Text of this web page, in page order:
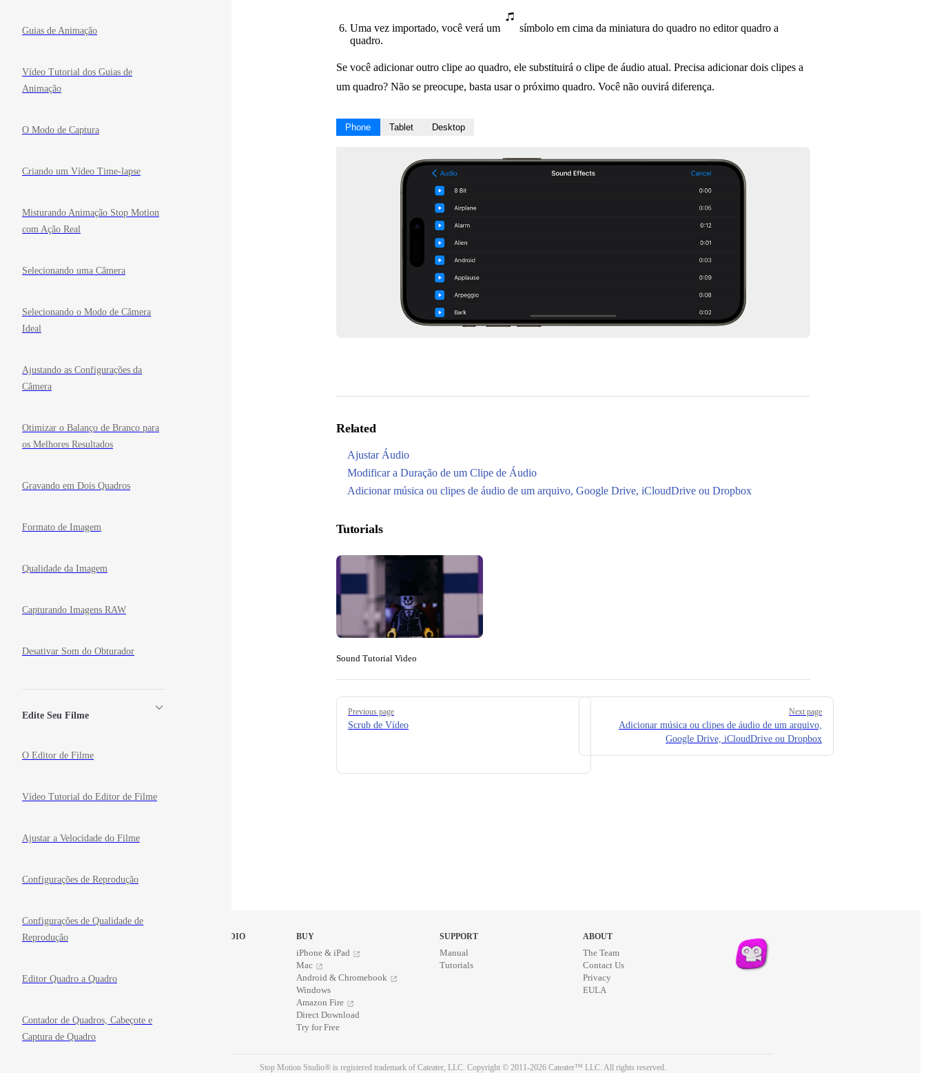
Guias de Animação
Vídeo Tutorial dos Guias de
Animação
O Modo de Captura
Criando um Vídeo Time-lapse
Misturando Animação Stop Motion
com Ação Real
Selecionando uma Câmera
Selecionando o Modo de Câmera
Ideal
Ajustando as Configurações da
Câmera
Otimizar o Balanço de Branco para
os Melhores Resultados
Gravando em Dois Quadros
Formato de Imagem
Qualidade da Imagem
Capturando Imagens RAW
Desativar Som do Obturador
Edite Seu Filme
O Editor de Filme
Vídeo Tutorial do Editor de Filme
Ajustar a Velocidade do Filme
Configurações de Reprodução
Configurações de Qualidade de
Reprodução
Editor Quadro a Quadro
Contador de Quadros, Cabeçote e
Captura de Quadro
Uma vez importado, você verá um
símbolo em cima da miniatura do quadro no editor quadro a
quadro.
Se você adicionar outro clipe ao quadro, ele substituirá o clipe de áudio atual. Precisa adicionar dois clipes a
um quadro? Não se preocupe, basta usar o próximo quadro. Você não ouvirá diferença.
Phone Tablet Desktop
Related
Ajustar Áudio
Modificar a Duração de um Clipe de Áudio
Adicionar música ou clipes de áudio de um arquivo, Google Drive, iCloudDrive ou Dropbox
Tutorials
Sound Tutorial Video
Pager
Previous page
Scrub de Vídeo
Next page
Adicionar música ou clipes de áudio de um arquivo,
Google Drive, iCloudDrive ou Dropbox
STOP MOTION STUDIO BUY
iPhone & iPad
Mac
Android & Chromebook
Windows
Amazon Fire
Direct Download
Try for Free
SUPPORT
Manual
Tutorials
ABOUT
The Team
Contact Us
Privacy
EULA
Stop Motion Studio® is registered trademark of Cateater, LLC. Copyright © 2011-2026 Cateater™ LLC. All rights reserved.